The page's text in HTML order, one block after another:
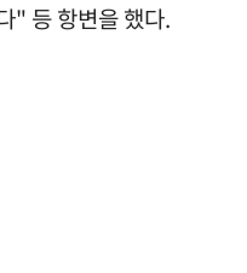
" 등 항변을 했다.